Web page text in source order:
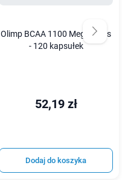
Olimp BCAA 1100 Mega Caps
- 120 kapsułek
52,19 zł
Dodaj do koszyka